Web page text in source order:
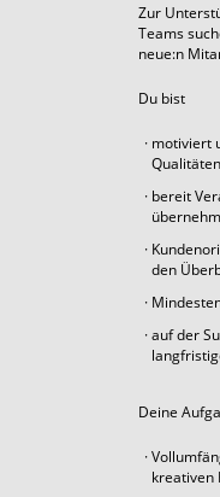
Zur
Teams
neue:n
Du bist
motiviert
Qualitäten
bereit
den
auf der
Deine
kreativen